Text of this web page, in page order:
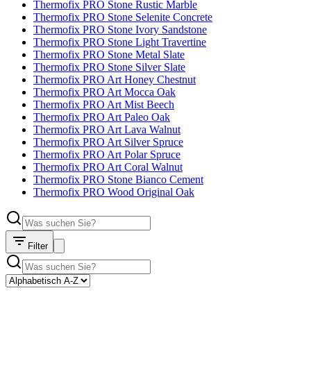
Thermofix PRO Stone Rustic Marble
Thermofix PRO Stone Selenite Concrete
Thermofix PRO Stone Ivory Sandstone
Thermofix PRO Stone Light Travertine
Thermofix PRO Stone Metal Slate
Thermofix PRO Stone Silver Slate
Thermofix PRO Art Honey Chestnut
Thermofix PRO Art Mocca Oak
Thermofix PRO Art Mist Beech
Thermofix PRO Art Paleo Oak
Thermofix PRO Art Lava Walnut
Thermofix PRO Art Silver Spruce
Thermofix PRO Art Polar Spruce
Thermofix PRO Art Coral Walnut
Thermofix PRO Stone Bianco Cement
Thermofix PRO Wood Original Oak
Filter